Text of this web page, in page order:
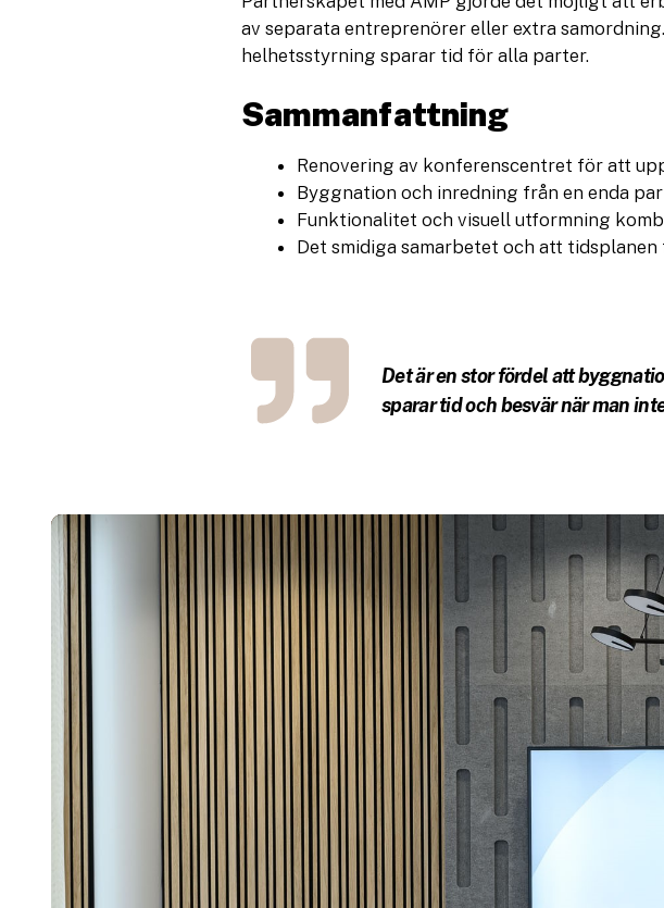
av separata entreprenörer eller extra
helhetsstyrning sparar tid för alla parter.
Sammanfattning
Renovering av konferenscentret för att
Byggnation och inredning från en enda
Funktionalitet och visuell utformning
Det smidiga samarbetet och att
Det är en stor fördel att
sparar tid och besvär när man